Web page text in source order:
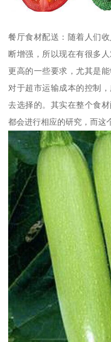
餐厅食材配送：随着人们
断增强，所以现在有很多
更高的一些要求，尤其是
对于超市运输成本的控制
去选择的。其实在整个食
都会进行相应的研究，而这